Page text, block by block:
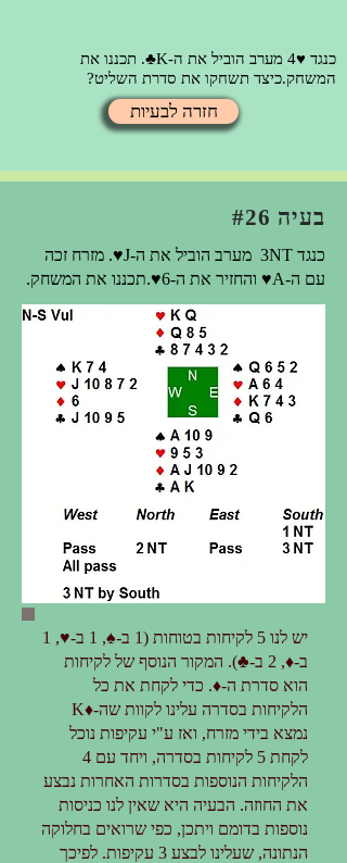
כנגד ♥4 מערב הוביל את ה-K♣. תכננו את
המשחק.כיצד תשחקו את סדרת השליט?
חזרה לבעיות
בעיה #26
כנגד 3NT מערב הוביל את ה-J♥. מזרח זכה
עם ה-A♥ והחזיר את ה-6♥.
תכננו את המשחק.
יש לנו 5 לקיחות בטוחות (1 ב-♠, 1 ב-♥, 1
ב-♦, 2 ב-♣). המקור הנוסף של לקיחות
הוא סדרת ה-♦. כדי לקחת את כל
הלקיחות בסדרה עלינו לקוות שה-♦K
נמצא בידי מזרח, ואז ע"י עקיפות נוכל
לקחת 5 לקיחות בסדרה, ויחד עם 4
הלקיחות הנוספות בסדרות האחרות נבצע
את החוזה. הבעיה היא שאין לנו כניסות
נוספות בדומם ויתכן, כפי שרואים בחלוקה
הנתונה, שעלינו לבצע 3 עקיפות. לפיכך